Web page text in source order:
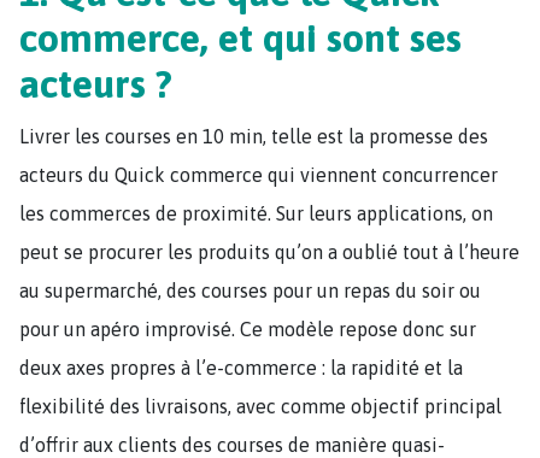
commerce, et qui sont ses
acteurs ?
Livrer les courses en 10 min, telle est la promesse des
acteurs du Quick commerce qui viennent concurrencer
les commerces de proximité. Sur leurs applications, on
peut se procurer les produits qu’on a oublié tout à l’heure
au supermarché, des courses pour un repas du soir ou
pour un apéro improvisé. Ce modèle repose donc sur
deux axes propres à l’e-commerce : la rapidité et la
flexibilité des livraisons, avec comme objectif principal
d’offrir aux clients des courses de manière quasi-